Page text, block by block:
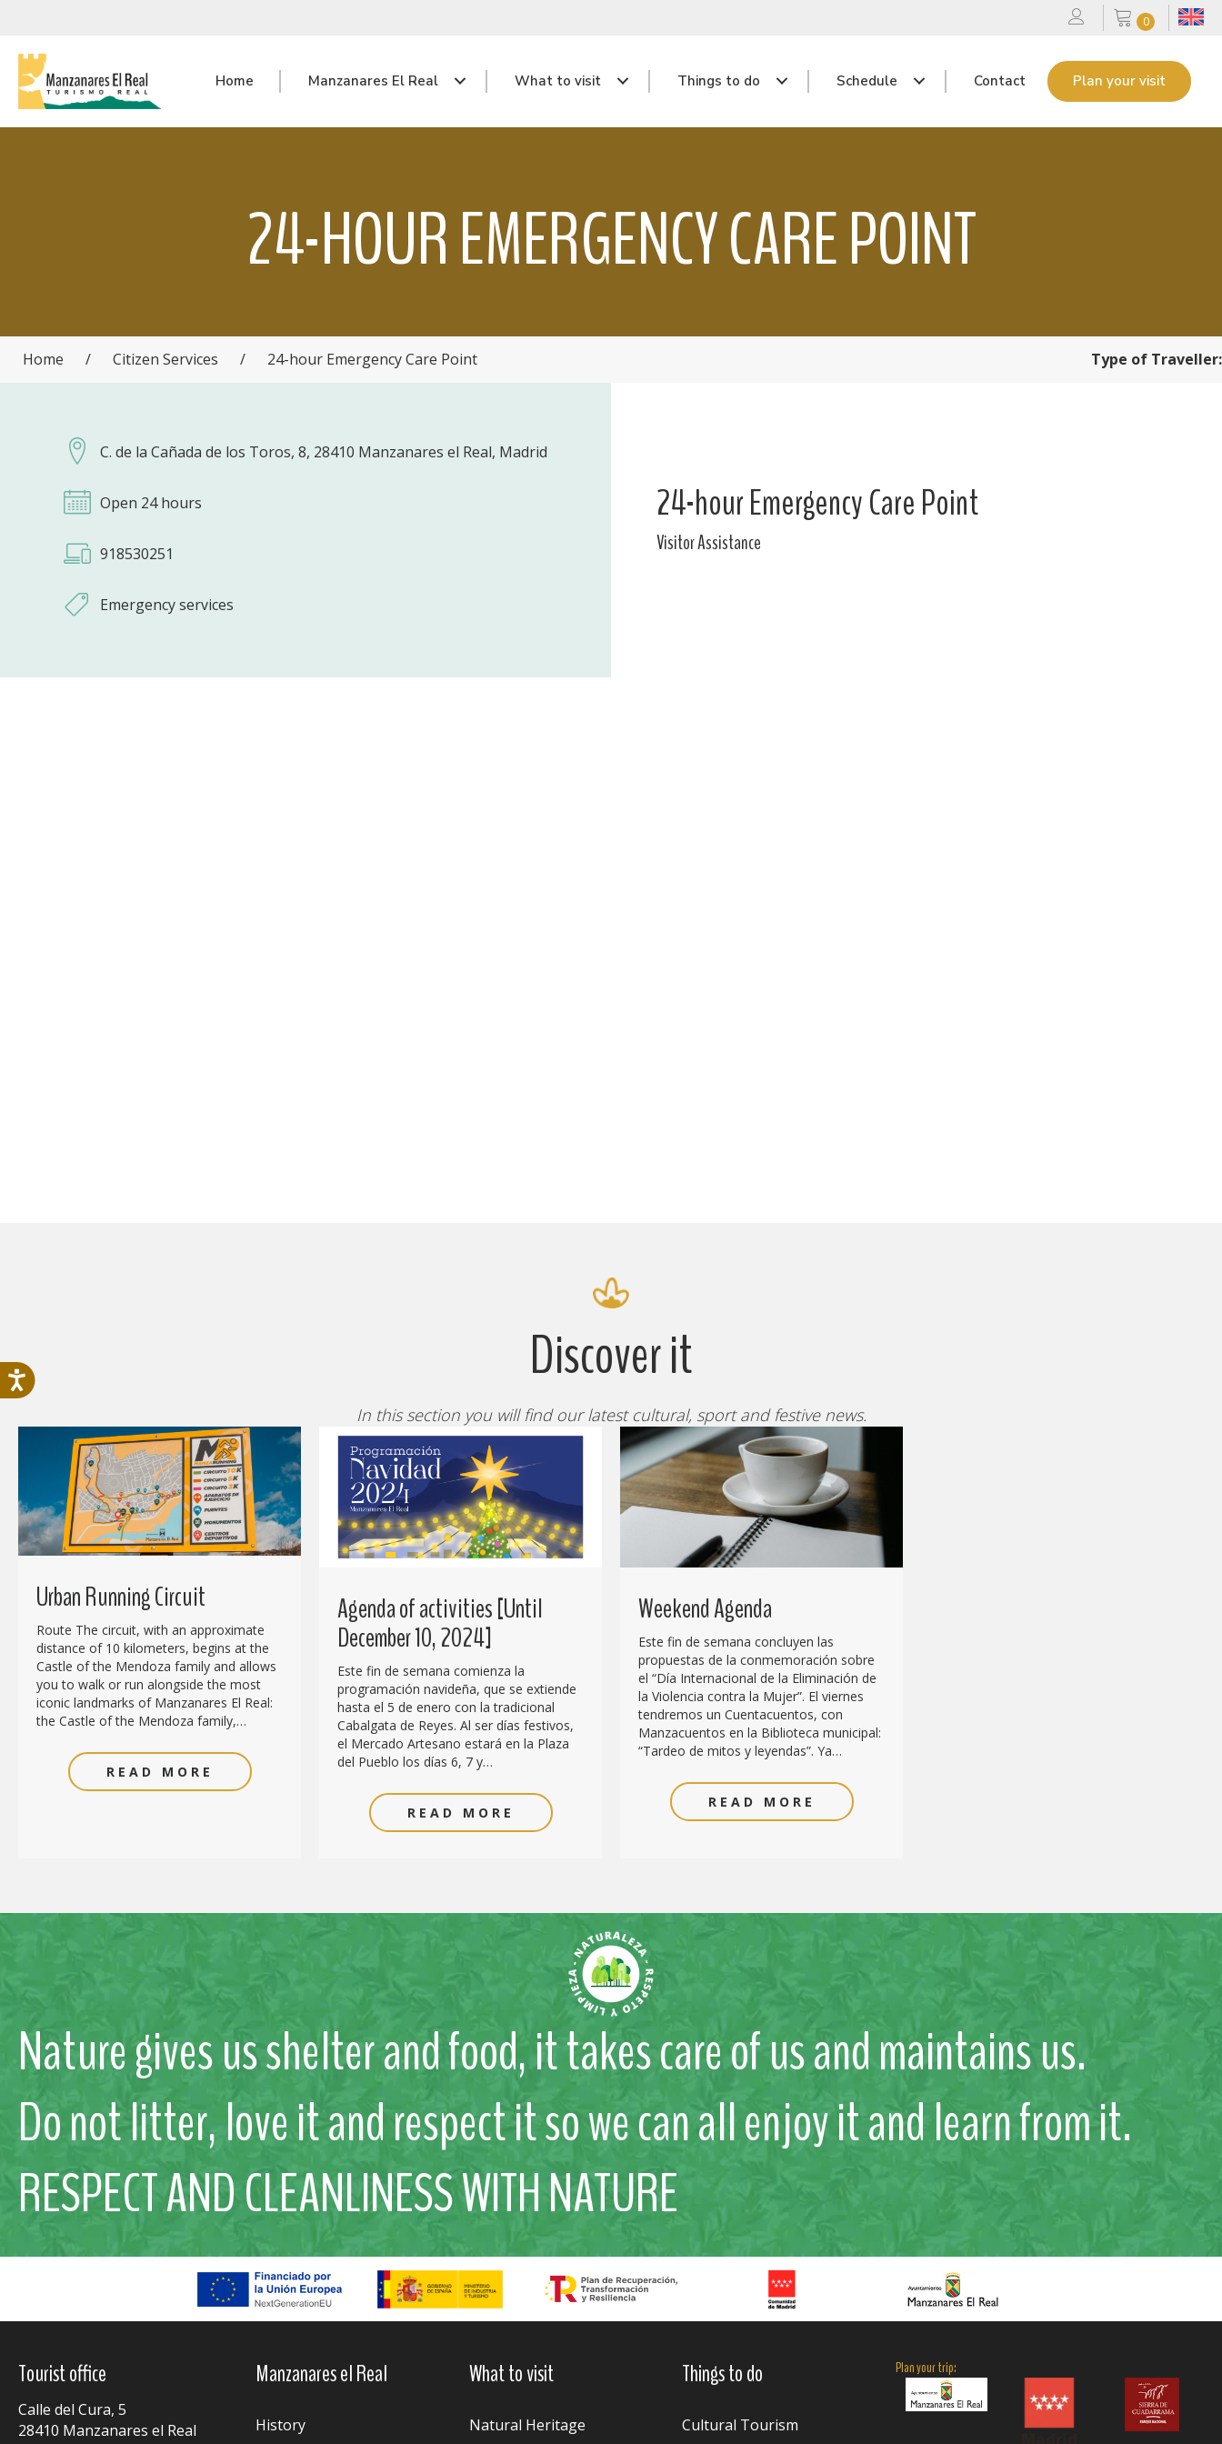
0
Home Manzanares El Real What to visit Things to do Schedule Contact Plan your visit
24-HOUR EMERGENCY CARE POINT
Home / Citizen Services / 24-hour Emergency Care Point Type of Traveller:
C. de la Cañada de los Toros, 8, 28410 Manzanares el Real, Madrid
Open 24 hours
918530251
Emergency services
24-hour Emergency Care Point
Visitor Assistance
Discover it
In this section you will find our latest cultural, sport and festive news.
Urban Running Circuit
Route The circuit, with an approximate
distance of 10 kilometers, begins at the
Castle of the Mendoza family and allows
you to walk or run alongside the most
iconic landmarks of Manzanares El Real:
the Castle of the Mendoza family,…
READ MORE
Agenda of activities [Until
December 10, 2024]
Este fin de semana comienza la
programación navideña, que se extiende
hasta el 5 de enero con la tradicional
Cabalgata de Reyes. Al ser días festivos,
el Mercado Artesano estará en la Plaza
del Pueblo los días 6, 7 y…
READ MORE
Weekend Agenda
Este fin de semana concluyen las
propuestas de la conmemoración sobre
el “Día Internacional de la Eliminación de
la Violencia contra la Mujer”. El viernes
tendremos un Cuentacuentos, con
Manzacuentos en la Biblioteca municipal:
“Tardeo de mitos y leyendas”. Ya…
READ MORE
Nature gives us shelter and food, it takes care of us and maintains us.
Do not litter, love it and respect it so we can all enjoy it and learn from it.
RESPECT AND CLEANLINESS WITH NATURE
Tourist office
Calle del Cura, 5
28410 Manzanares el Real
Manzanares el Real
History
What to visit
Natural Heritage
Things to do
Cultural Tourism
Plan your trip: